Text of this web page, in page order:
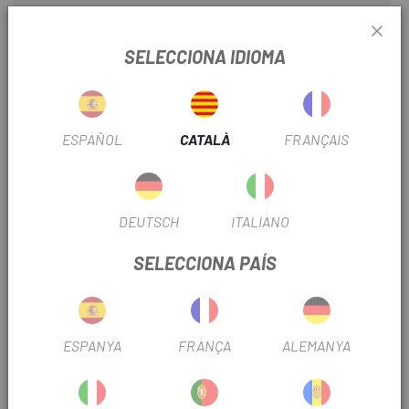
TIPUS PEÇA Curt
INFORMACIÓ DEL PRODUCTE
Preparat per rendir al màxim a qualsevol terreno , aquest
funcionalitat, comoditat i fiabilitat en les seves aventures
- Teixit circular molt elàstic i adaptable.
- Badana by Elastic Interface®.
- 2 butxaques laterals.
- 1 butxaca posterior de reixeta.
SELECCIONA IDIOMA
ESPAÑOL CATALÀ FRANÇAIS
DEUTSCH ITALIANO
SELECCIONA PAÍS
ESPANYA FRANÇA ALEMANYA